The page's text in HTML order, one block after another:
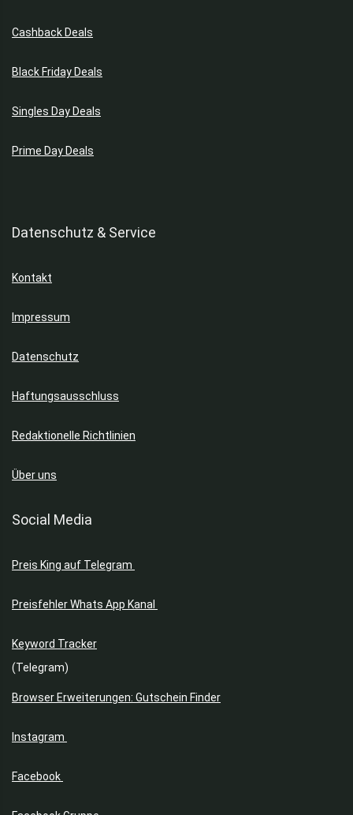
Cashback Deals
Black Friday Deals
Singles Day Deals
Prime Day Deals
Datenschutz & Service
Kontakt
Impressum
Datenschutz
Haftungsausschluss
Redaktionelle Richtlinien
Über uns
Social Media
Preis King auf Telegram
Preisfehler Whats App Kanal
Keyword Tracker
(Telegram)
Browser Erweiterungen: Gutschein Finder
Instagram
Facebook